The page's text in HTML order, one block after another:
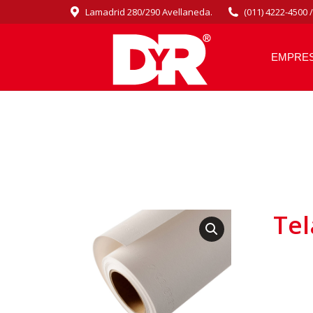
Lamadrid 280/290 Avellaneda. (011) 4222-4500